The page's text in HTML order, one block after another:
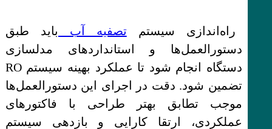
راه‌اندازی سیستم تصفیه آب باید طبق
دستورالعمل‌ها و استانداردهای مدلسازی
دستگاه انجام شود تا عملکرد بهینه سیستم RO
تضمین شود. دقت در اجرای این دستورالعمل‌ها
موجب تطابق بهتر طراحی با فاکتورهای
عملکردی، ارتقا کارایی و بازدهی سیستم